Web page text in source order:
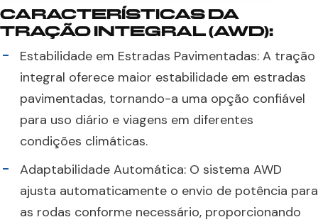
CARACTERÍSTICAS DA
TRAÇÃO INTEGRAL (AWD):
Estabilidade em Estradas Pavimentadas: A tração
integral oferece maior estabilidade em estradas
pavimentadas, tornando-a uma opção confiável
para uso diário e viagens em diferentes
condições climáticas.
Adaptabilidade Automática: O sistema AWD
ajusta automaticamente o envio de potência para
as rodas conforme necessário, proporcionando